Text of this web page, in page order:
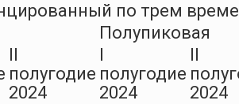
по трем
Полупиковая
полугодие
2024
полугодие
2024
2024